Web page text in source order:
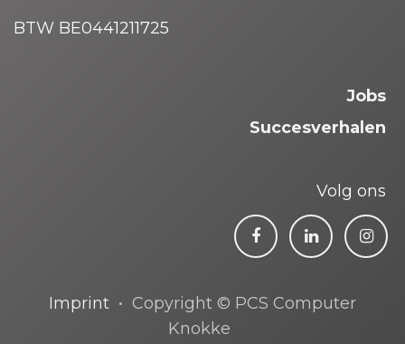
BTW BE0441211725
Jobs
Succesverhalen
Volg ons
Imprint • Copyright © PCS Computer
Knokke